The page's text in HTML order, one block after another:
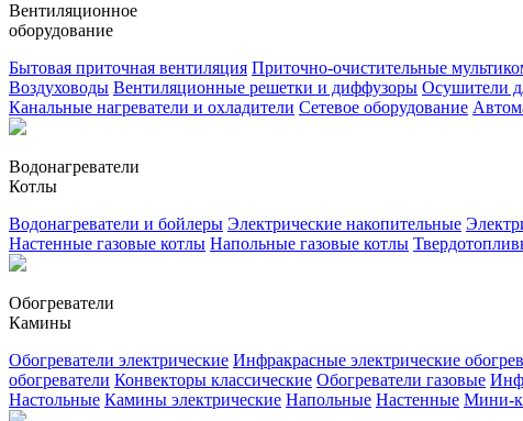
Вентиляционное
оборудование
Бытовая приточная вентиляция Приточно-очистительные
Воздуховоды Вентиляционные решетки и диффузоры Осушители
Канальные нагреватели и охладители Сетевое оборудование
Водонагреватели
Котлы
Водонагреватели и бойлеры Электрические накопительные
Настенные газовые котлы Напольные газовые котлы
Обогреватели
Камины
Обогреватели электрические Инфракрасные электрические
обогреватели Конвекторы классические Обогреватели газовые
Настольные Камины электрические Напольные Настенные Мини-